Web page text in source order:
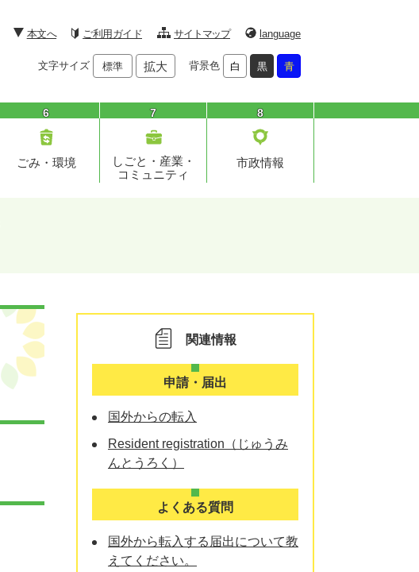
本文へ ご利用ガイド サイトマップ language
文字サイズ 標準 拡大 背景色 白 黒 青
6
ごみ・環境
7
しごと・産業・
コミュニティ
8
市政情報
関連情報
申請・届出
国外からの転入
Resident registration（じゅうみ
んとうろく）
よくある質問
国外から転入する届出について教
えてください。